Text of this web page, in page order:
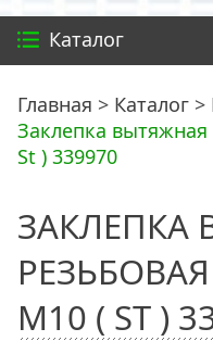
Каталог
Главная Каталог
Заклепка
St ) 339970
ЗАКЛЕПКА
РЕЗЬБОВАЯ
M10 ( ST )